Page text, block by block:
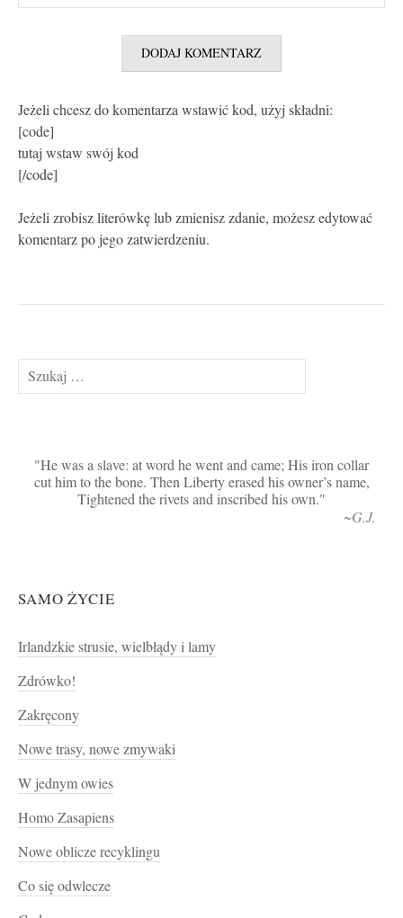
Jeżeli chcesz do komentarza wstawić kod, użyj składni:
[code]
tutaj wstaw swój kod
[/code]
Jeżeli zrobisz literówkę lub zmienisz zdanie, możesz edytować
komentarz po jego zatwierdzeniu.
Szukaj:
He was a slave: at word he went and came; His iron collar
cut him to the bone. Then Liberty erased his owner’s name,
Tightened the rivets and inscribed his own.
~G.J.
SAMO ŻYCIE
Irlandzkie strusie, wielbłądy i lamy
Zdrówko!
Zakręcony
Nowe trasy, nowe zmywaki
W jednym owies
Homo Zasapiens
Nowe oblicze recyklingu
Co się odwlecze